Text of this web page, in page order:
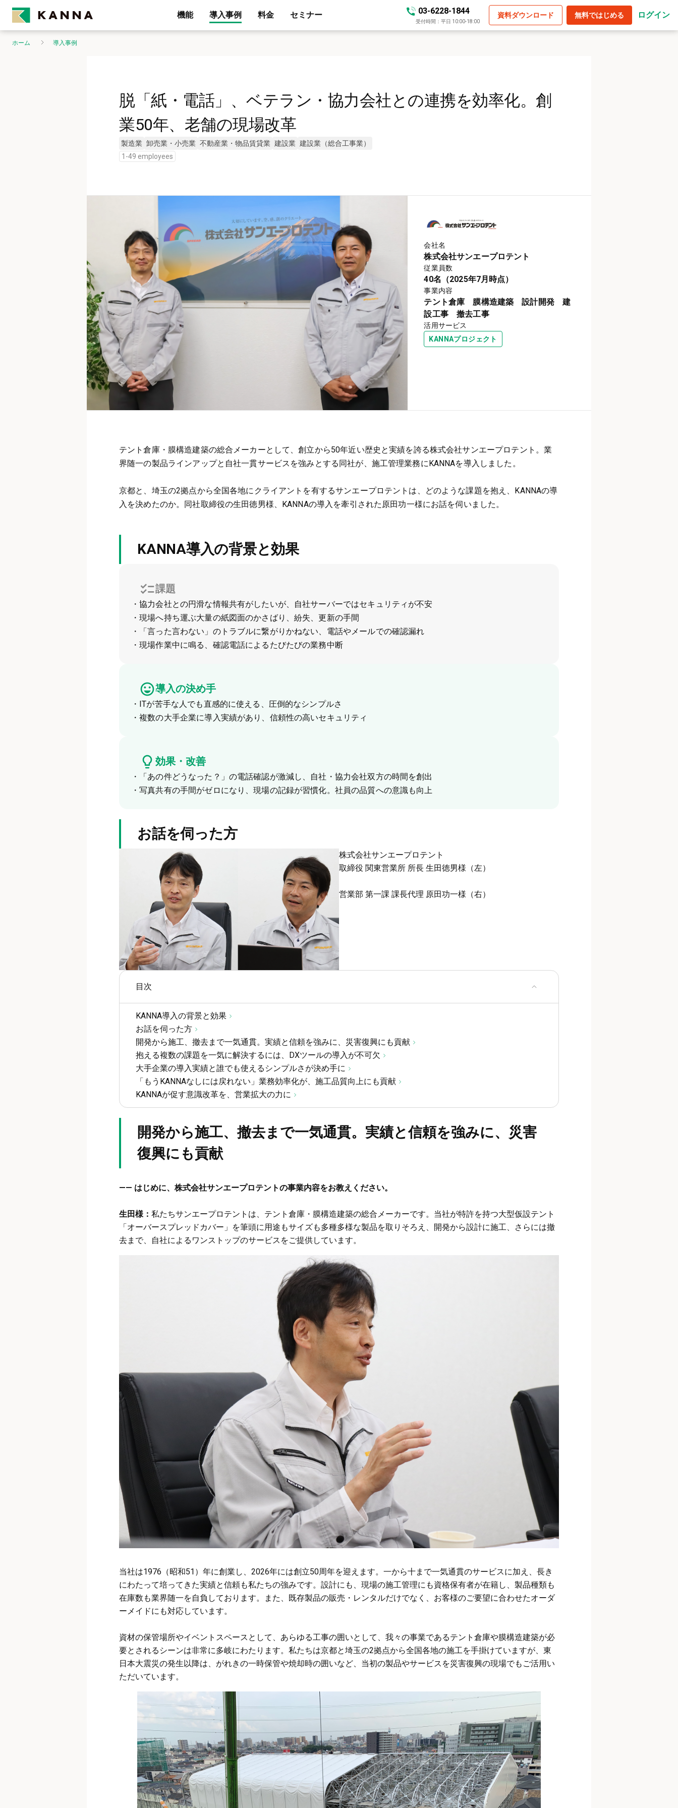
機能 導入事例 料金 セミナー 03-6228-1844
受付時間：平日 10:00-18:00
資料ダウンロード 無料ではじめる ログイン
ホーム 導入事例
脱「紙・電話」、ベテラン・協力会社との連携を効率化。創
業50年、老舗の現場改革
製造業 卸売業・小売業 不動産業・物品賃貸業 建設業 建設業（総合工事業）
1-49 employees
会社名
株式会社サンエープロテント
従業員数
40名（2025年7月時点）
事業内容
テント倉庫 膜構造建築 設計開発 建
設工事 撤去工事
活用サービス
KANNAプロジェクト
テント倉庫・膜構造建築の総合メーカーとして、創立から50年近い歴史と実績を誇る株式会社サンエープロテント。業
界随一の製品ラインアップと自社一貫サービスを強みとする同社が、施工管理業務にKANNAを導入しました。
京都と、埼玉の2拠点から全国各地にクライアントを有するサンエープロテントは、どのような課題を抱え、KANNAの導
入を決めたのか。同社取締役の生田徳男様、KANNAの導入を牽引された原田功一様にお話を伺いました。
KANNA導入の背景と効果
課題
・協力会社との円滑な情報共有がしたいが、自社サーバーではセキュリティが不安
・現場へ持ち運ぶ大量の紙図面のかさばり、紛失、更新の手間
・「言った言わない」のトラブルに繋がりかねない、電話やメールでの確認漏れ
・現場作業中に鳴る、確認電話によるたびたびの業務中断
導入の決め手
・ITが苦手な人でも直感的に使える、圧倒的なシンプルさ
・複数の大手企業に導入実績があり、信頼性の高いセキュリティ
効果・改善
・「あの件どうなった？」の電話確認が激減し、自社・協力会社双方の時間を創出
・写真共有の手間がゼロになり、現場の記録が習慣化。社員の品質への意識も向上
お話を伺った方
株式会社サンエープロテント
取締役 関東営業所 所長 生田徳男様（左）
営業部 第一課 課長代理 原田功一様（右）
目次
KANNA導入の背景と効果
お話を伺った方
開発から施工、撤去まで一気通貫。実績と信頼を強みに、災害復興にも貢献
抱える複数の課題を一気に解決するには、DXツールの導入が不可欠
大手企業の導入実績と誰でも使えるシンプルさが決め手に
「もうKANNAなしには戻れない」業務効率化が、施工品質向上にも貢献
KANNAが促す意識改革を、営業拡大の力に
開発から施工、撤去まで一気通貫。実績と信頼を強みに、災害
復興にも貢献
—— はじめに、株式会社サンエープロテントの事業内容をお教えください。
生田様： 私たちサンエープロテントは、テント倉庫・膜構造建築の総合メーカーです。当社が特許を持つ大型仮設テント
「オーバースプレッドカバー」を筆頭に用途もサイズも多種多様な製品を取りそろえ、開発から設計に施工、さらには撤
去まで、自社によるワンストップのサービスをご提供しています。
当社は1976（昭和51）年に創業し、2026年には創立50周年を迎えます。一から十まで一気通貫のサービスに加え、長き
にわたって培ってきた実績と信頼も私たちの強みです。設計にも、現場の施工管理にも資格保有者が在籍し、製品種類も
在庫数も業界随一を自負しております。また、既存製品の販売・レンタルだけでなく、お客様のご要望に合わせたオーダ
ーメイドにも対応しています。
資材の保管場所やイベントスペースとして、あらゆる工事の囲いとして、我々の事業であるテント倉庫や膜構造建築が必
要とされるシーンは非常に多岐にわたります。私たちは京都と埼玉の2拠点から全国各地の施工を手掛けていますが、東
日本大震災の発生以降は、がれきの一時保管や焼却時の囲いなど、当初の製品やサービスを災害復興の現場でもご活用い
ただいています。